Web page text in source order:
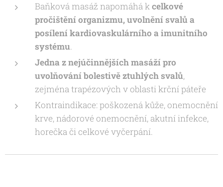
Baňková masáž napomáhá kcelkové
pročištění organizmu, uvolnění svalů a
posílení kardiovaskulárního a imunitního
systému.
Jedna z nejúčinnějších masáží pro
uvolňování bolestivě ztuhlých svalů,
zejména trapézových v oblasti krční páteře
Kontraindikace: poškozená kůže, onemocnění
krve, nádorové onemocnění, akutní infekce,
horečka či celkové vyčerpání.